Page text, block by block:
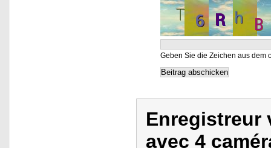
Geben Sie die Zeichen aus dem
Enregistreur
avec 4